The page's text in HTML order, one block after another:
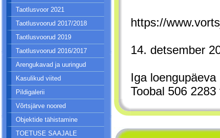
Taotlusvoor 2021
Taotlusvoorud 2017/2018
Taotlusvoorud 2019
Taotlusvoorud 2016/2017
Arengukavad ja uuringud
Kasulikud viited
Pildigalerii
Võrtsjärve noored
Objektide tähistamine
TOETUSE SAAJALE
https://
14. detsember
Iga
Toobal 506